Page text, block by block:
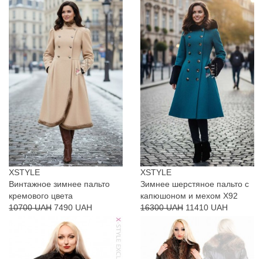
XSTYLE
Винтажное зимнее пальто
кремового цвета
10700 UAH 7490 UAH
XSTYLE
Зимнее шерстяное пальто с
капюшоном и мехом X92
16300 UAH 11410 UAH